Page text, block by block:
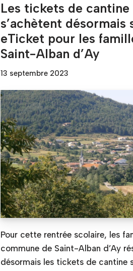
Les tickets de cantine
s’achètent désormais
eTicket pour les
Saint-Alban d’Ay
13 septembre 2023
Pour cette rentrée scolaire, les
commune de Saint-Alban d’Ay
désormais les tickets de cantine